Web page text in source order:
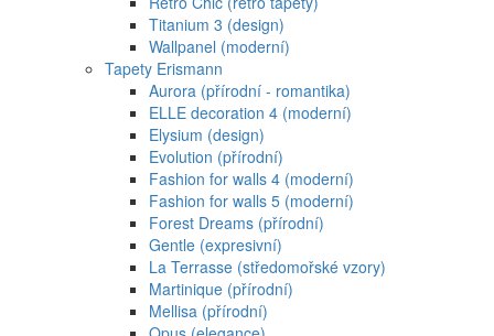
Titanium 3 (design)
Wallpanel (moderní)
Tapety Erismann
Aurora (přírodní - romantika)
ELLE decoration 4 (moderní)
Elysium (design)
Evolution (přírodní)
Fashion for walls 4 (moderní)
Fashion for walls 5 (moderní)
Forest Dreams (přírodní)
Gentle (expresivní)
La Terrasse (středomořské vzory)
Martinique (přírodní)
Mellisa (přírodní)